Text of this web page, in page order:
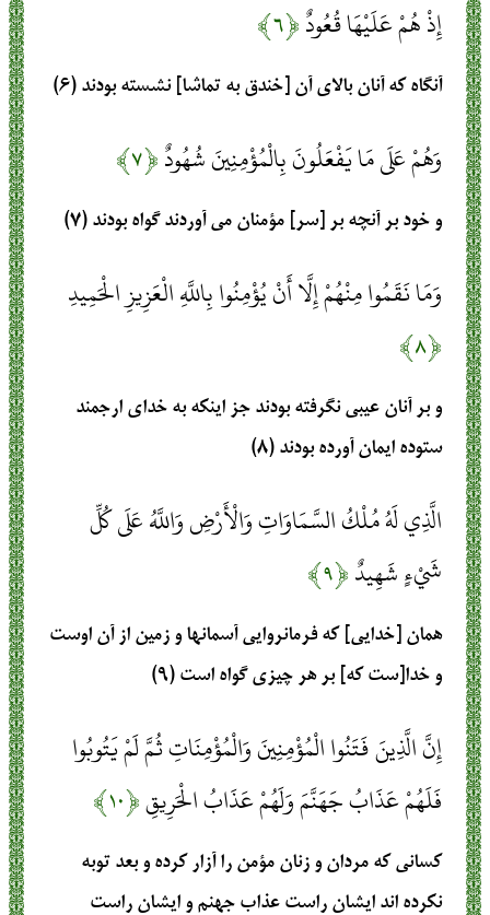
إِذْ هُمْ عَلَيْهَا قُعُودٌ﴿۶﴾
آنگاه كه آنان بالاى آن [خندق به تماشا] نشسته بودند (۶)
وَهُمْ عَلَى مَا يَفْعَلُونَ بِالْمُؤْمِنِينَ شُهُودٌ﴿۷﴾
و خود بر آنچه بر [سر] مؤمنان مى ‏آوردند گواه بودند (۷)
وَمَا نَقَمُوا مِنْهُمْ إِلَّا أَنْ يُؤْمِنُوا بِاللَّهِ الْعَزِيزِ الْحَمِيدِ
﴿۸﴾
و بر آنان عيبى نگرفته بودند جز اينكه به خداى ارجمند
ستوده ايمان آورده بودند (۸)
الَّذِي لَهُ مُلْكُ السَّمَاوَاتِ وَالْأَرْضِ وَاللَّهُ عَلَى كُلِّ
شَيْءٍ شَهِيدٌ﴿۹﴾
همان [خدايى] كه فرمانروايى آسمانها و زمين از آن اوست
و خدا[ست كه] بر هر چيزى گواه است (۹)
إِنَّ الَّذِينَ فَتَنُوا الْمُؤْمِنِينَ وَالْمُؤْمِنَاتِ ثُمَّ لَمْ يَتُوبُوا
فَلَهُمْ عَذَابُ جَهَنَّمَ وَلَهُمْ عَذَابُ الْحَرِيقِ﴿۱۰﴾
كسانى كه مردان و زنان مؤمن را آزار كرده و بعد توبه
نكرده‏ اند ايشان راست عذاب جهنم و ايشان راست